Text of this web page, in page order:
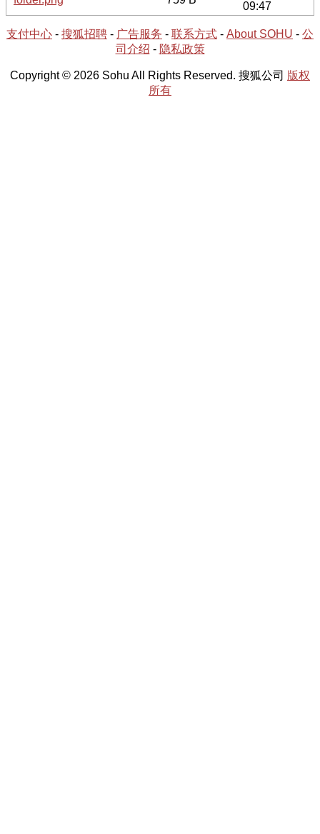
09:47
支付中心 - 搜狐招聘 - 广告服务 - 联系方式 - About SOHU - 公
司介绍 - 隐私政策
Copyright © 2026 Sohu All Rights Reserved. 搜狐公司 版权
所有